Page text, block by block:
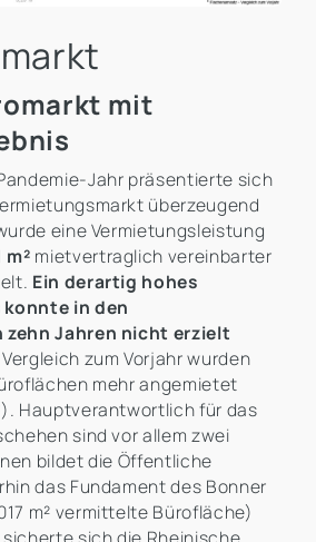
mit
Jahr präsentierte sich
überzeugend
eine Vermietungsleistung
m² mietvertraglich vereinbarter
Ein derartig hohes
in den
Jahren nicht erzielt
zum Vorjahr wurden
mehr angemietet
Hauptverantwortlich für das
sind vor allem zwei
bildet die Öffentliche
das Fundament des Bonner
m² vermittelte Bürofläche)